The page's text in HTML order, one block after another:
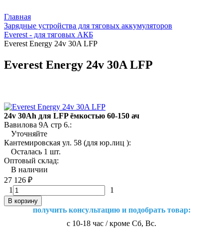
Главная
Зарядные устройства для тяговых аккумуляторов
Everest - для тяговых АКБ
Everest Energy 24v 30A LFP
Everest Energy 24v 30A LFP
24v 30Ah для LFP ёмкостью 60-150 ач
Вавилова 9А стр 6.:
Уточняйте
Кантемировская ул. 58 (для юр.лиц ):
Осталась 1 шт.
Оптовый склад:
В наличии
27 126 ₽
1
1
В корзину
получить консультацию и подобрать товар:
с 10-18 час / кроме Сб, Вс.